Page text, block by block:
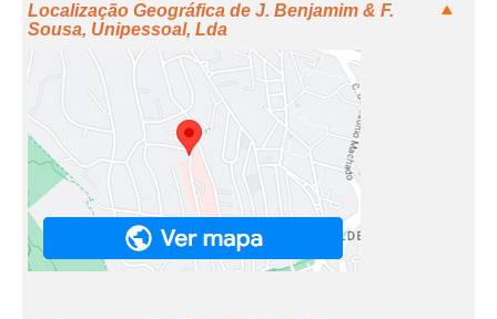
Localização Geográfica de J. Benjamim & F.
Sousa, Unipessoal, Lda